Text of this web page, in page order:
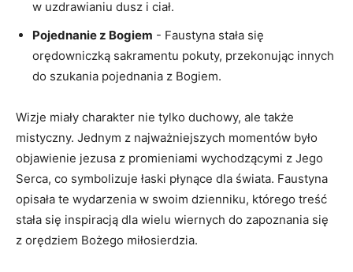
w uzdrawianiu dusz‍ i​ ciał.
Pojednanie‍ z Bogiem -⁢ Faustyna stała się
orędowniczką sakramentu pokuty, przekonując innych
‌do szukania pojednania z Bogiem.
Wizje ⁤miały charakter nie tylko duchowy,​ ale także
mistyczny. Jednym z najważniejszych momentów było
objawienie jezusa z promieniami wychodzącymi z Jego
Serca, co symbolizuje łaski płynące dla świata. Faustyna
opisała te wydarzenia ​w swoim dzienniku, ​którego treść
stała się inspiracją dla wielu ⁢wiernych do ‍zapoznania się
z⁢ orędziem Bożego ⁤miłosierdzia.